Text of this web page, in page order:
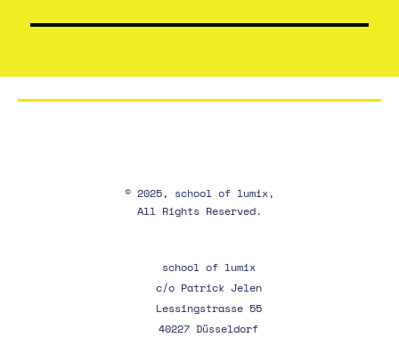
© 2025, school of lumix,
All Rights Reserved.
school of lumix
c/o Patrick Jelen
Lessingstrasse 55
40227 Düsseldorf